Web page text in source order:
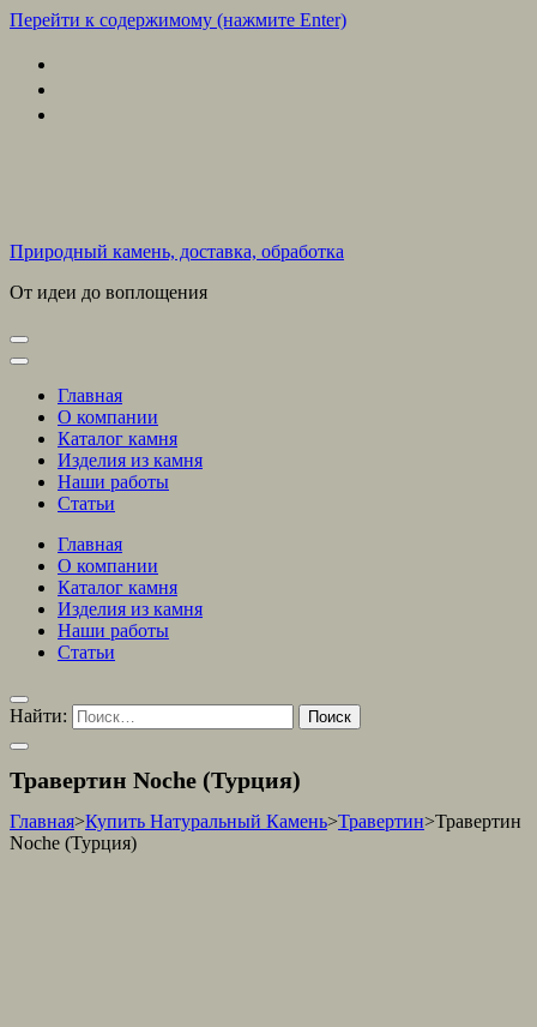
Перейти к содержимому (нажмите Enter)
Природный камень, доставка, обработка
От идеи до воплощения
Главная
О компании
Каталог камня
Изделия из камня
Наши работы
Статьи
Главная
О компании
Каталог камня
Изделия из камня
Наши работы
Статьи
Найти:
Травертин Noche (Турция)
Главная>Купить Натуральный Камень>Травертин>Травертин
Noche (Турция)